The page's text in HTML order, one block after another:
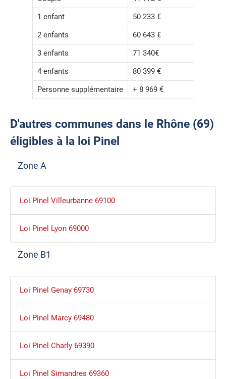
1 enfant
50 233 €
2 enfants
60 643 €
3 enfants
71 340€
4 enfants
80 399 €
Personne supplémentaire
+ 8 969 €
D'autres communes dans le Rhône (69)
éligibles à la loi Pinel
Zone A
Loi Pinel Villeurbanne 69100
Loi Pinel Lyon 69000
Zone B1
Loi Pinel Genay 69730
Loi Pinel Marcy 69480
Loi Pinel Charly 69390
Loi Pinel Simandres 69360